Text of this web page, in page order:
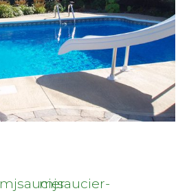
mjsaucier-mjsaucier-